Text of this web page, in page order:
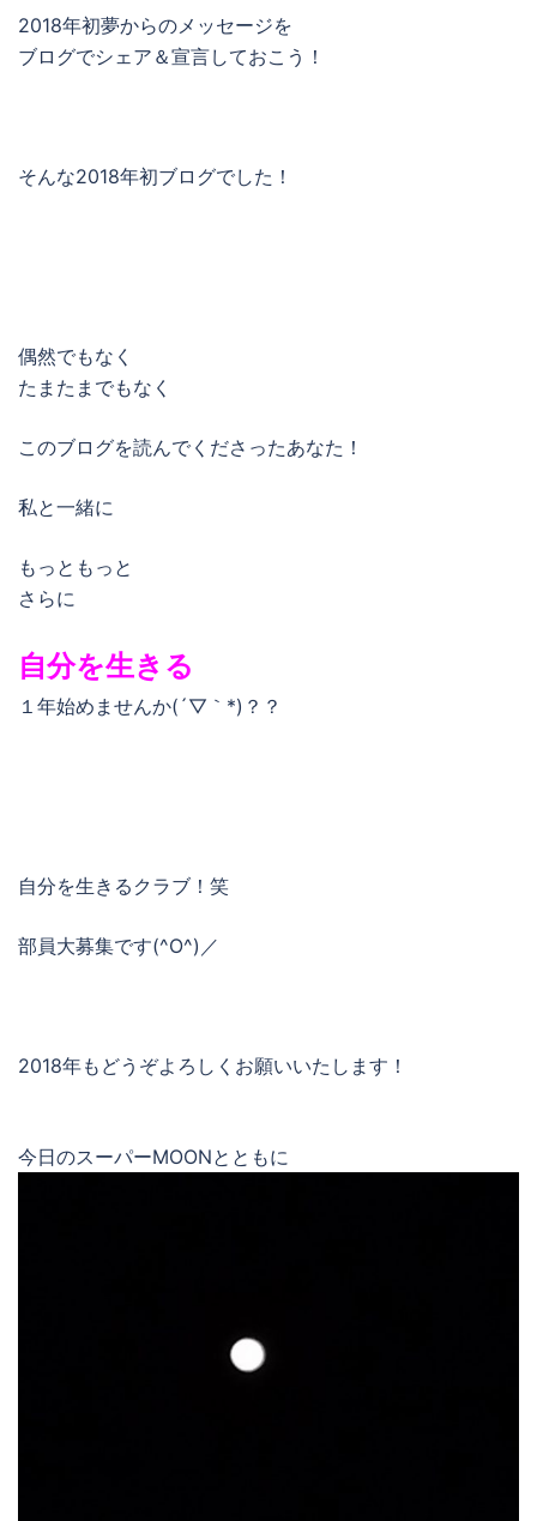
2018年初夢からのメッセージを
ブログでシェア＆宣言しておこう！
そんな2018年初ブログでした！
偶然でもなく
たまたまでもなく
このブログを読んでくださったあなた！
私と一緒に
もっともっと
さらに
自分を生きる
１年始めませんか(´▽｀*)？？
自分を生きるクラブ！笑
部員大募集です(^O^)／
2018年もどうぞよろしくお願いいたします！
今日のスーパーMOONとともに